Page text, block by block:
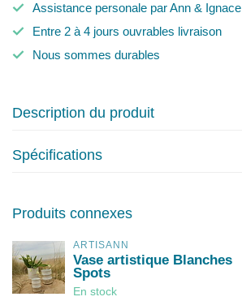
Assistance personale par Ann & Ignace
Entre 2 à 4 jours ouvrables livraison
Nous sommes durables
Description du produit
Spécifications
Produits connexes
ARTISANN
Vase artistique Blanches
Spots
En stock